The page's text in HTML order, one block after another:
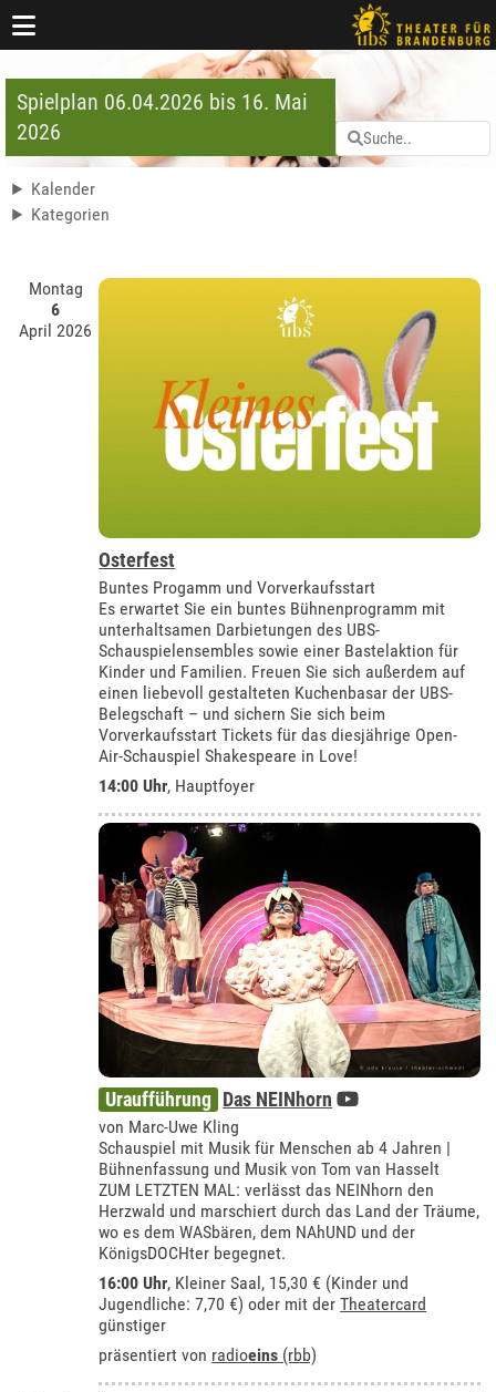
Spielplan 06.04.2026 bis 16. Mai
2026
Kalender
Kategorien
Montag
6
April 2026
Osterfest
Buntes Progamm und Vorverkaufsstart
Es erwartet Sie ein buntes Bühnenprogramm mit
unterhaltsamen Darbietungen des UBS-
Schauspielensembles sowie einer Bastelaktion für
Kinder und Familien. Freuen Sie sich außerdem auf
einen liebevoll gestalteten Kuchenbasar der UBS-
Belegschaft – und sichern Sie sich beim
Vorverkaufsstart Tickets für das diesjährige Open-
Air-Schauspiel Shakespeare in Love!
14:00 Uhr, Hauptfoyer
Uraufführung Das NEINhorn
von Marc-Uwe Kling
Schauspiel mit Musik für Menschen ab 4 Jahren |
Bühnenfassung und Musik von Tom van Hasselt
ZUM LETZTEN MAL: verlässt das NEINhorn den
Herzwald und marschiert durch das Land der Träume,
wo es dem WASbären, dem NAhUND und der
KönigsDOCHter begegnet.
16:00 Uhr, Kleiner Saal, 15,30 € (Kinder und
Jugendliche: 7,70 €) oder mit derTheatercard
günstiger
präsentiert von radioeins (rbb)